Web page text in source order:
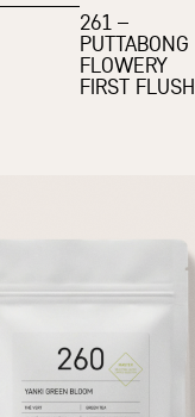
261 –
PUTTABONG
FLOWERY
FIRST FLUSH